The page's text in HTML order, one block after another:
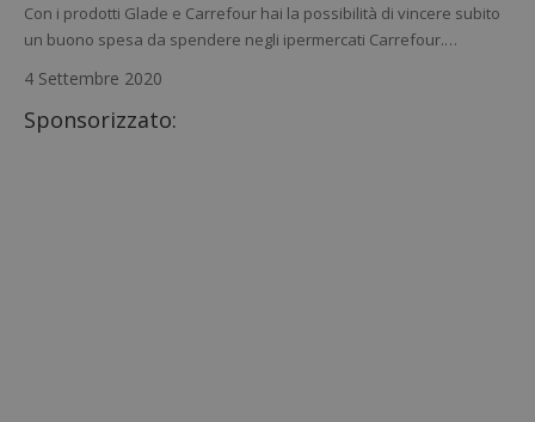
Con i prodotti Glade e Carrefour hai la possibilità di vincere subito
un buono spesa da spendere negli ipermercati Carrefour.…
4 Settembre 2020
Sponsorizzato: